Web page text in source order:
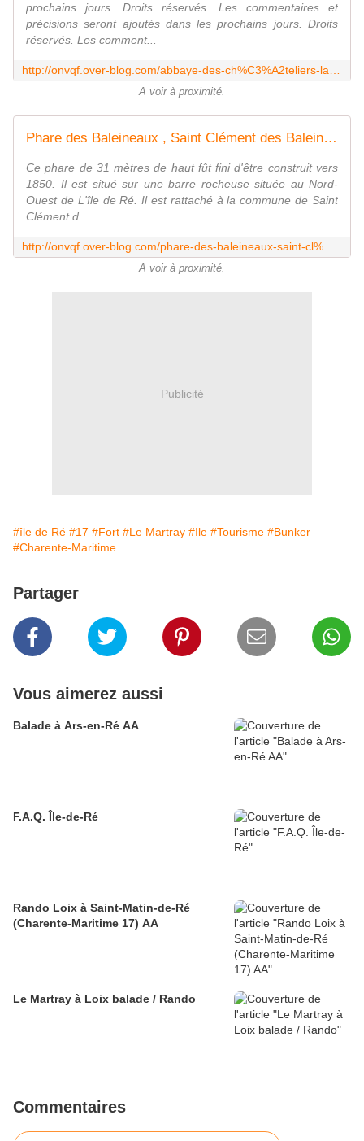
prochains jours. Droits réservés. Les commentaires et
précisions seront ajoutés dans les prochains jours. Droits
réservés. Les comment...
A voir à proximité.
Phare des Baleineaux , Saint Clément des Baleines ( Charentes-Maritimes 17 ) AA
Ce phare de 31 mètres de haut fût fini d'être construit vers
1850. Il est situé sur une barre rocheuse située au Nord-
Ouest de L'île de Ré. Il est rattaché à la commune de Saint
Clément d...
A voir à proximité.
Publicité
#île de Ré #17 #Fort #Le Martray #Ile #Tourisme #Bunker
#Charente-Maritime
Partager
Vous aimerez aussi
Balade à Ars-en-Ré AA
F.A.Q. Île-de-Ré
Rando Loix à Saint-Matin-de-Ré
(Charente-Maritime 17) AA
Le Martray à Loix balade / Rando
Commentaires